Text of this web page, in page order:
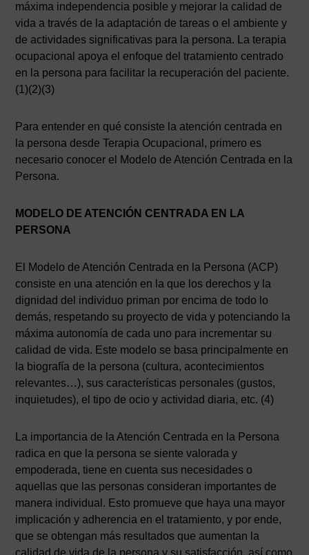
máxima independencia posible y mejorar la calidad de
vida a través de la adaptación de tareas o el ambiente y
de actividades significativas para la persona. La terapia
ocupacional apoya el enfoque del tratamiento centrado
en la persona para facilitar la recuperación del paciente.
(1)(2)(3)
Para entender en qué consiste la atención centrada en
la persona desde Terapia Ocupacional, primero es
necesario conocer el Modelo de Atención Centrada en la
Persona.
MODELO DE ATENCIÓN CENTRADA EN LA
PERSONA
El Modelo de Atención Centrada en la Persona (ACP)
consiste en una atención en la que los derechos y la
dignidad del individuo priman por encima de todo lo
demás, respetando su proyecto de vida y potenciando la
máxima autonomía de cada uno para incrementar su
calidad de vida. Este modelo se basa principalmente en
la biografía de la persona (cultura, acontecimientos
relevantes…), sus características personales (gustos,
inquietudes), el tipo de ocio y actividad diaria, etc. (4)
La importancia de la Atención Centrada en la Persona
radica en que la persona se siente valorada y
empoderada, tiene en cuenta sus necesidades o
aquellas que las personas consideran importantes de
manera individual. Esto promueve que haya una mayor
implicación y adherencia en el tratamiento, y por ende,
que se obtengan más resultados que aumentan la